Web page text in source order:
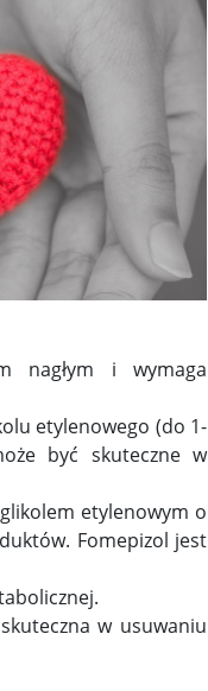
nagłym i wymaga
etylenowego (do 1-
być skuteczne w
etylenowym o
Fomepizol jest
w usuwaniu